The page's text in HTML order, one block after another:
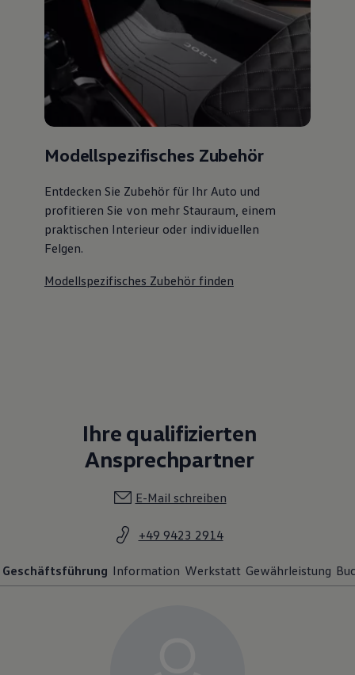
Modellspezifisches Zubehör
Entdecken Sie Zubehör für Ihr Auto und
profitieren Sie von mehr Stauraum, einem
praktischen Interieur oder individuellen
Felgen.
Modellspezifisches Zubehör finden
Ihre qualifizierten
Ansprechpartner
E-Mail schreiben
+49 9423 2914
Geschäftsführung Information Werkstatt Gewährleistung